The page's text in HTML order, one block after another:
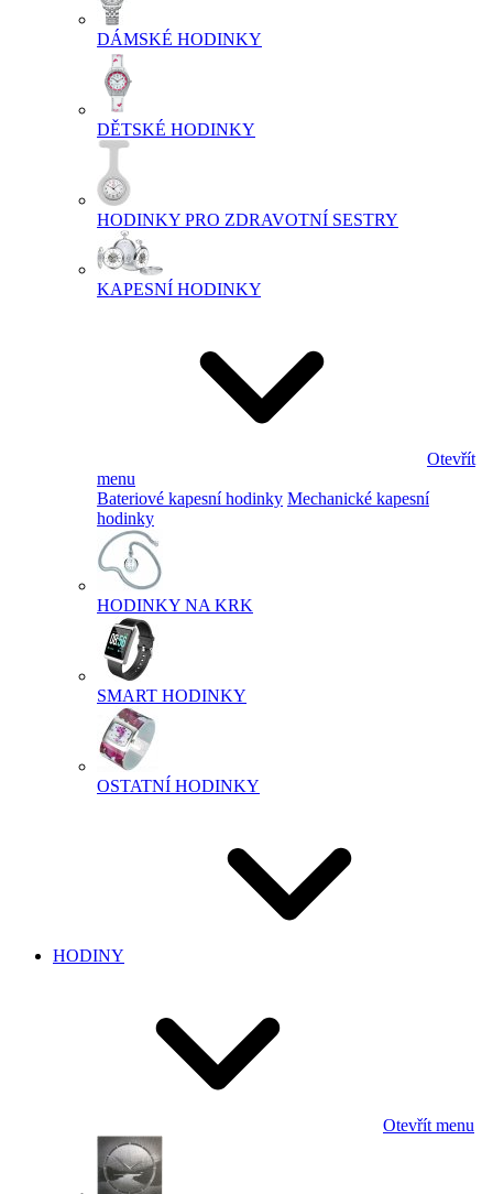
DÁMSKÉ HODINKY
DĚTSKÉ HODINKY
HODINKY PRO ZDRAVOTNÍ SESTRY
KAPESNÍ HODINKY
Otevřít
menu
Bateriové kapesní hodinky Mechanické kapesní
hodinky
HODINKY NA KRK
SMART HODINKY
OSTATNÍ HODINKY
HODINY
Otevřít menu